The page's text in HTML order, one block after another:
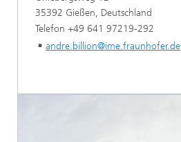
35392 Gießen, Deutschland
Telefon +49 641 97219-292
andre.billion@ime.fraunhofer.de